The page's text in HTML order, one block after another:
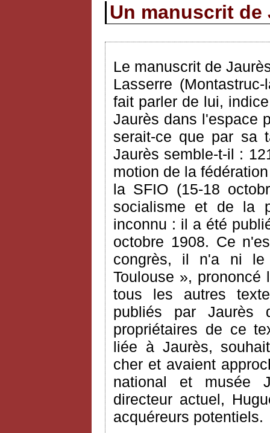
Un manuscrit de
Le manuscrit de
Lasserre
fait parler de lui,
Jaurès dans l'espace
serait-ce que par sa
Jaurès semble-t-il :
motion de la
la SFIO (15-18
socialisme et de la
inconnu : il a été
octobre 1908. Ce
congrès, il n'a ni le
Toulouse »,
tous les autres
publiés par Jaurès
propriétaires de ce
liée à Jaurès,
cher et avaient
national et musée
directeur actuel,
acquéreurs potentiels.